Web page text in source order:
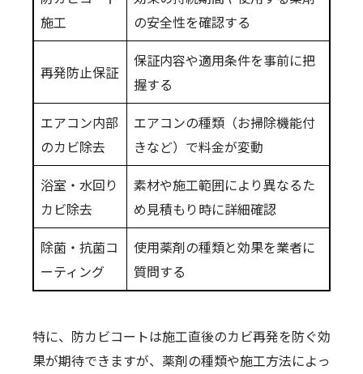
施工
の安全性を確認する
再発防止保証
保証内容や適用条件を事前に把
握する
エアコン内部
のカビ除去
エアコンの種類（お掃除機能付
きなど）で料金が変動
浴室・水回り
カビ除去
素材や施工範囲により異なるた
め見積もり時に詳細確認
除菌・抗菌コ
ーティング
使用薬剤の種類と効果を業者に
質問する
特に、防カビコートは施工直後のカビ再発を防ぐ効
果が期待できますが、薬剤の種類や施工方法によっ